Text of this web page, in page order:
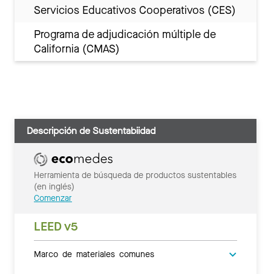
Servicios Educativos Cooperativos (CES)
Programa de adjudicación múltiple de
California (CMAS)
Descripción de Sustentabiidad
Herramienta de búsqueda de productos sustentables
(en inglés)
Comenzar
LEED v5
Marco de materiales comunes